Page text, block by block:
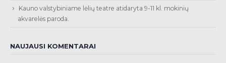
Kauno valstybiniame lėlių teatre atidaryta 9-11 kl. mokinių
akvarelės paroda.
NAUJAUSI KOMENTARAI